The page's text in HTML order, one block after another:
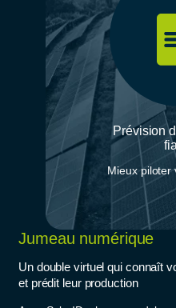
Prévision
Mieux piloter
Jumeau numérique
Un double virtuel qui connaît
et prédit leur production